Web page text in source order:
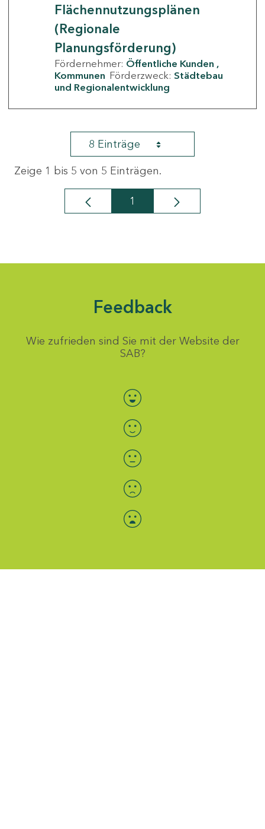
Flächennutzungsplänen
(Regionale
Planungsförderung)
Fördernehmer: Öffentliche Kunden
Kommunen Förderzweck: Städtebau
und Regionalentwicklung
8 Einträge
Zeige 1 bis 5 von 5 Einträgen.
Seite
1
Feedback
Wie zufrieden sind Sie mit der Website der
SAB?
Bewertung auswählen